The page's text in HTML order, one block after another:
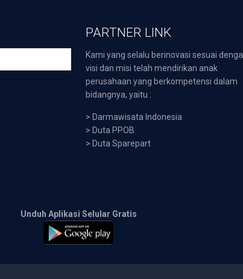
PARTNER LINK
Kami yang selalu berinovasi sesuai
visi dan misi telah mendirikan anak
perusahaan yang berkompetensi dalam
bidangnya, yaitu :
> Darmawisata Indonesia
> Duta PPOB
> Duta Sparepart
Unduh Aplikasi Selular Gratis